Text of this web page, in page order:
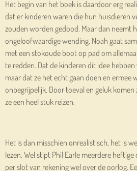
Het begin van het boek is daardoor erg
dat er kinderen waren die hun huisdieren
zouden worden gedood. Maar dan neemt
ongeloofwaardige wending. Noah gaat
met een stokoude boot op pad om
te redden. Dat de kinderen dit idee
maar dat ze het echt gaan doen en ermee
onbegrijpelijk. Door toeval en geluk
ze een heel stuk reizen.
Het is dan misschien onrealistisch, het is
lezen. Wel stipt Phil Earle meerdere
per slot van rekening wel over de oorlog.